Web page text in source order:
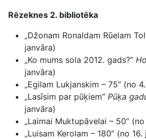
Rēzeknes 2. bibliotēka
„Džonam Ronaldam Rūelam
janvāra)
„Ko mums sola 2012. gads?”
janvāra)
„Egilam Lukjanskim – 75” (no
„Lasīsim par pūķiem” Pūķa
janvāra)
„Laimai Muktupāvelai – 50”
„Luisam Kerolam – 180” (no 16.